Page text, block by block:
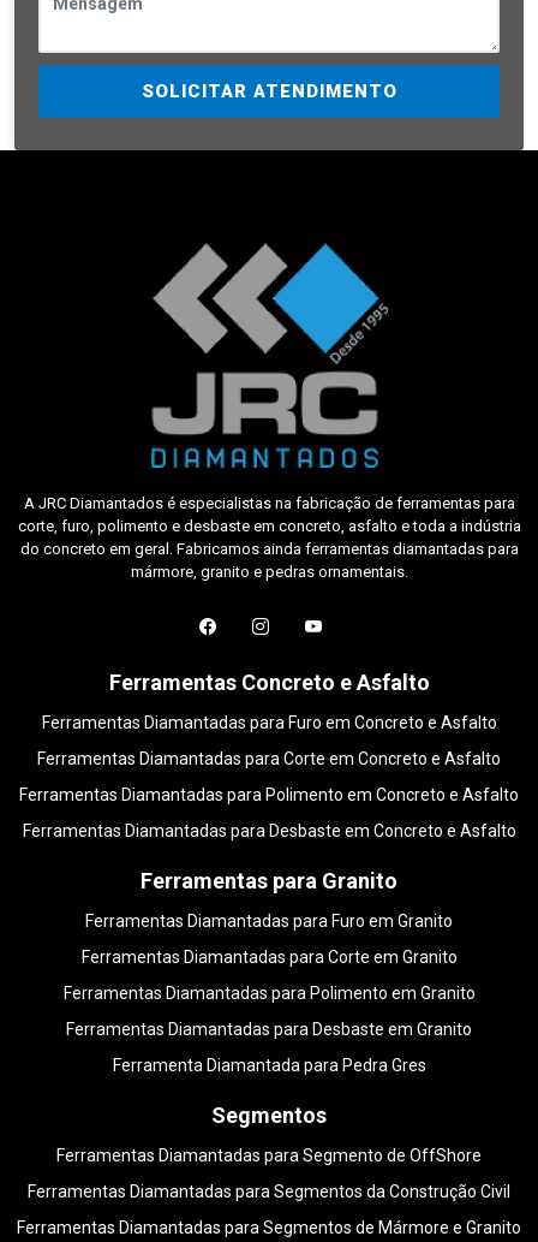
SOLICITAR ATENDIMENTO
A JRC Diamantados é especialistas na fabricação de ferramentas para
corte, furo, polimento e desbaste em concreto, asfalto e toda a indústria
do concreto em geral. Fabricamos ainda ferramentas diamantadas para
mármore, granito e pedras ornamentais.
Ferramentas Concreto e Asfalto
Ferramentas Diamantadas para Furo em Concreto e Asfalto
Ferramentas Diamantadas para Corte em Concreto e Asfalto
Ferramentas Diamantadas para Polimento em Concreto e Asfalto
Ferramentas Diamantadas para Desbaste em Concreto e Asfalto
Ferramentas para Granito
Ferramentas Diamantadas para Furo em Granito
Ferramentas Diamantadas para Corte em Granito
Ferramentas Diamantadas para Polimento em Granito
Ferramentas Diamantadas para Desbaste em Granito
Ferramenta Diamantada para Pedra Gres
Segmentos
Ferramentas Diamantadas para Segmento de OffShore
Ferramentas Diamantadas para Segmentos da Construção Civil
Ferramentas Diamantadas para Segmentos de Mármore e Granito